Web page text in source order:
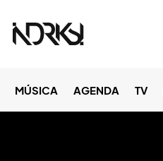
MÚSICA AGENDA TV